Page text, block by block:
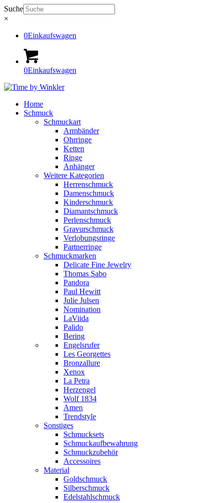
Suche
×
0Einkaufswagen
0Einkaufswagen
Home
Schmuck
Schmuckart
Armbänder
Ohrringe
Ketten
Ringe
Anhänger
Weitere Kategorien
Herrenschmuck
Damenschmuck
Kinderschmuck
Diamantschmuck
Perlenschmuck
Gravurschmuck
Verlobungsringe
Partnerringe
Schmuckmarken
Delicate Fine Jewelry
Thomas Sabo
Pandora
Paul Hewitt
Julie Julsen
Nomination
LaViida
Palido
Bering
Engelsrufer
Les Georgettes
Bronzallure
Xenox
La Petra
Herzengel
Wolf 1834
Amen
Trendstyle
Sonstiges
Schmucksets
Schmuckaufbewahrung
Schmuckzubehör
Accessoires
Material
Goldschmuck
Silberschmuck
Edelstahlschmuck